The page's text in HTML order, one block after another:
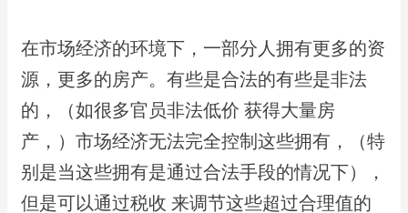
在市场经济的环境下，⼀部分⼈拥有更多的资
源，更多的房产。有些是合法的有些是⾮法
的，（如很多官员⾮法低价 获得⼤量房
产，）市场经济⽆法完全控制这些拥有，（特
别是当这些拥有是通过合法⼿段的情况下），
但是可以通过税收 来调节这些超过合理值的